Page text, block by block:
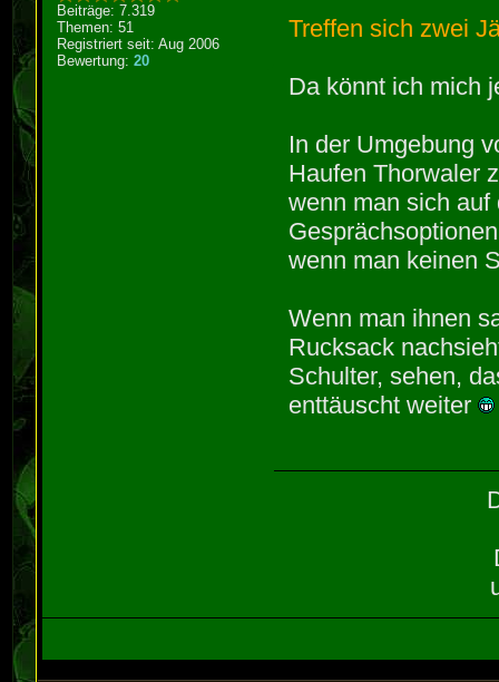
Beiträge: 7.319
Themen: 51
Registriert seit: Aug 2006
Bewertung:20
Treffen sich zwei
Da könnt ich mich
In der Umgebung
Haufen Thorwaler
wenn man sich
wenn man keinen
Wenn man ihnen
Rucksack
Schulter, sehen,
enttäuscht weiter